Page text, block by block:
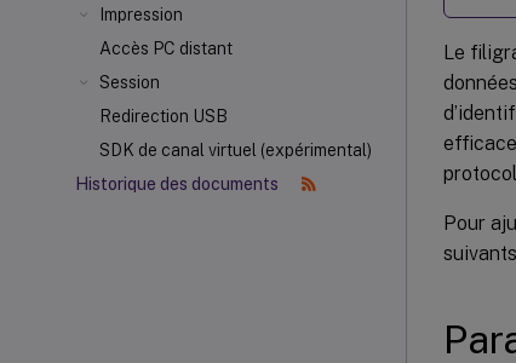
Impression
Accès PC distant
Session
Redirection USB
SDK de canal virtuel (expérimental)
Historique des documents
Le
Pour